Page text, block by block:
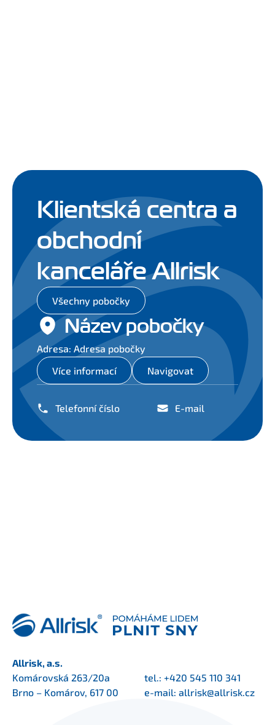
Klientská centra a
obchodní
kanceláře Allrisk
Všechny pobočky
Název pobočky
Adresa: Adresa pobočky
Více informací
Navigovat
Telefonní číslo E-mail
Allrisk, a.s.
Komárovská 263/20a
Brno – Komárov, 617 00
tel.: +420 545 110 341
e-mail: allrisk@allrisk.cz